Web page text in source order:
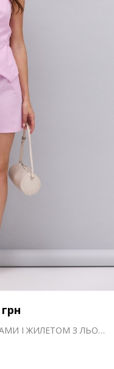
грн
ЖІНОЧИЙ ЛІТНІЙ КОСТЮМ З ШОРТАМИ І ЖИЛЕТОМ З ЛЬОНУ РОЖЕВИЙ